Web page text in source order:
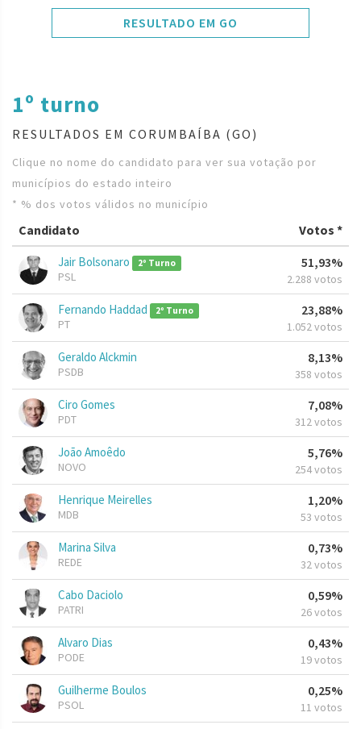
RESULTADO EM GO
1º turno
RESULTADOS EM CORUMBAÍBA (GO)
Clique no nome do candidato para ver sua votação por
municípios do estado inteiro
* % dos votos válidos no município
Candidato Votos *
Jair Bolsonaro 2º Turno
PSL
51,93%
2.288 votos
Fernando Haddad 2º Turno
PT
23,88%
1.052 votos
Geraldo Alckmin
PSDB
8,13%
358 votos
Ciro Gomes
PDT
7,08%
312 votos
João Amoêdo
NOVO
5,76%
254 votos
Henrique Meirelles
MDB
1,20%
53 votos
Marina Silva
REDE
0,73%
32 votos
Cabo Daciolo
PATRI
0,59%
26 votos
Alvaro Dias
PODE
0,43%
19 votos
Guilherme Boulos
PSOL
0,25%
11 votos